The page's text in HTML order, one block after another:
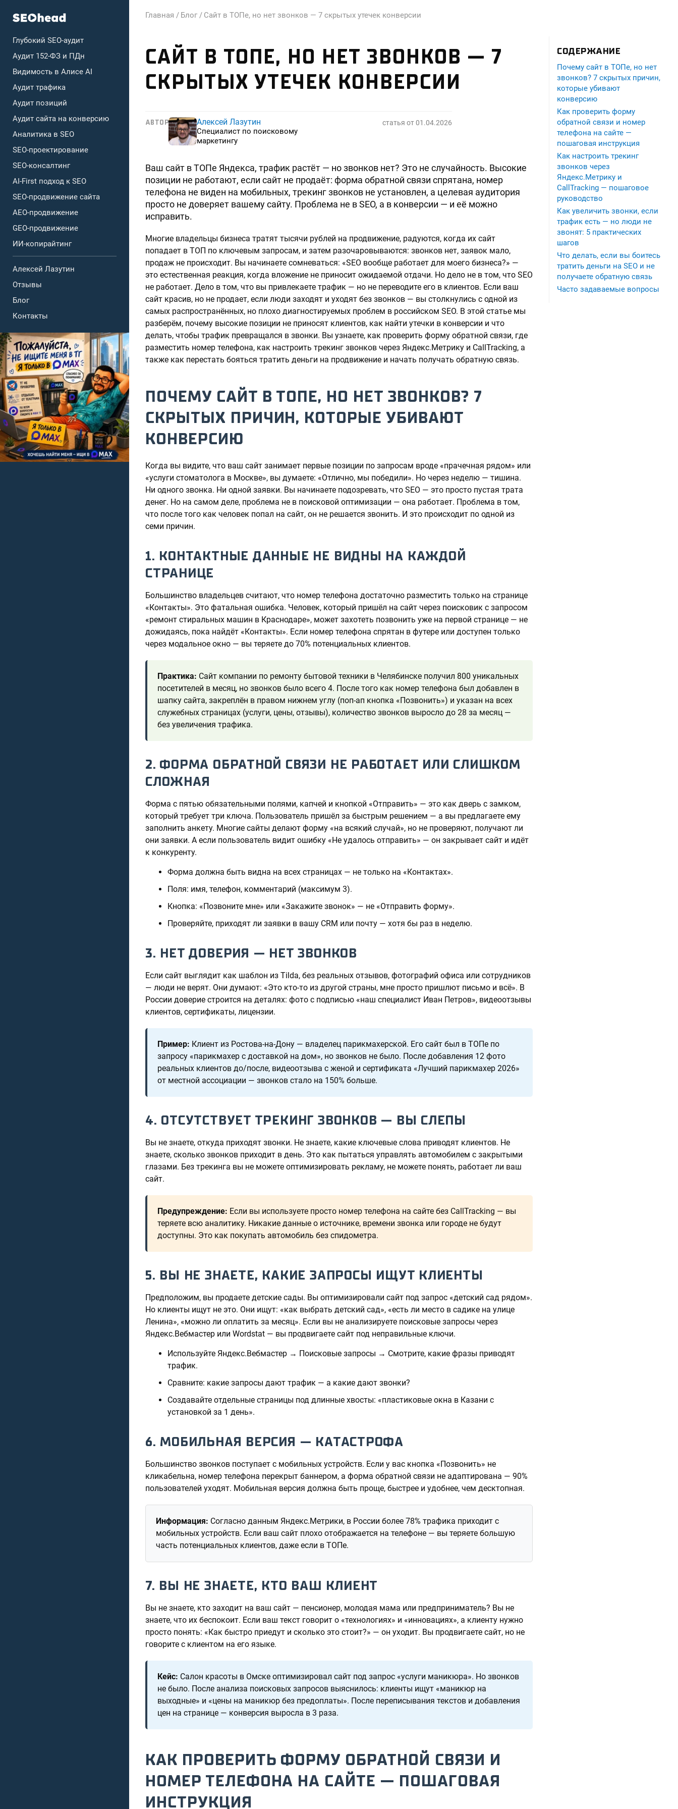
Глубокий SEO-аудит
Аудит 152-ФЗ и ПДн
Видимость в Алисе AI
Аудит трафика
Аудит позиций
Аудит сайта на конверсию
Аналитика в SEO
SEO-проектирование
SEO-консалтинг
AI-First подход к SEO
SEO-продвижение сайта
AEO-продвижение
GEO-продвижение
ИИ-копирайтинг
Алексей Лазутин
Отзывы
Блог
Контакты
Главная / Блог / Сайт в ТОПе, но нет звонков — 7 скрытых утечек конверсии
САЙТ В ТОПЕ, НО НЕТ ЗВОНКОВ — 7
СКРЫТЫХ УТЕЧЕК КОНВЕРСИИ
АВТОР статья от01.04.2026
Алексей Лазутин
Специалист по поисковому
маркетингу
Ваш сайт в ТОПе Яндекса, трафик растёт — но звонков нет? Это не случайность. Высокие
позиции не работают, если сайт не продаёт: форма обратной связи спрятана, номер
телефона не виден на мобильных, трекинг звонков не установлен, а целевая аудитория
просто не доверяет вашему сайту. Проблема не в SEO, а в конверсии — и её можно
исправить.
Многие владельцы бизнеса тратят тысячи рублей на продвижение, радуются, когда их сайт
попадает в ТОП по ключевым запросам, и затем разочаровываются: звонков нет, заявок мало,
продаж не происходит. Вы начинаете сомневаться: «SEO вообще работает для моего бизнеса?» —
это естественная реакция, когда вложение не приносит ожидаемой отдачи. Но дело не в том, что SEO
не работает. Дело в том, что вы привлекаете трафик — но не переводите его в клиентов. Если ваш
сайт красив, но не продает, если люди заходят и уходят без звонков — вы столкнулись с одной из
самых распространённых, но плохо диагностируемых проблем в российском SEO. В этой статье мы
разберём, почему высокие позиции не приносят клиентов, как найти утечки в конверсии и что
делать, чтобы трафик превращался в звонки. Вы узнаете, как проверить форму обратной связи, где
разместить номер телефона, как настроить трекинг звонков через Яндекс.Метрику и CallTracking, а
также как перестать бояться тратить деньги на продвижение и начать получать обратную связь.
ПОЧЕМУ САЙТ В ТОПЕ, НО НЕТ ЗВОНКОВ? 7
СКРЫТЫХ ПРИЧИН, КОТОРЫЕ УБИВАЮТ
КОНВЕРСИЮ
Когда вы видите, что ваш сайт занимает первые позиции по запросам вроде «прачечная рядом» или
«услуги стоматолога в Москве», вы думаете: «Отлично, мы победили». Но через неделю — тишина.
Ни одного звонка. Ни одной заявки. Вы начинаете подозревать, что SEO — это просто пустая трата
денег. Но на самом деле, проблема не в поисковой оптимизации — она работает. Проблема в том,
что после того как человек попал на сайт, он не решается звонить. И это происходит по одной из
семи причин.
1. КОНТАКТНЫЕ ДАННЫЕ НЕ ВИДНЫ НА КАЖДОЙ
СТРАНИЦЕ
Большинство владельцев считают, что номер телефона достаточно разместить только на странице
«Контакты». Это фатальная ошибка. Человек, который пришёл на сайт через поисковик с запросом
«ремонт стиральных машин в Краснодаре», может захотеть позвонить уже на первой странице — не
дожидаясь, пока найдёт «Контакты». Если номер телефона спрятан в футере или доступен только
через модальное окно — вы теряете до 70% потенциальных клиентов.
Практика: Сайт компании по ремонту бытовой техники в Челябинске получил 800 уникальных
посетителей в месяц, но звонков было всего 4. После того как номер телефона был добавлен в
шапку сайта, закреплён в правом нижнем углу (поп-ап кнопка «Позвонить») и указан на всех
служебных страницах (услуги, цены, отзывы), количество звонков выросло до 28 за месяц —
без увеличения трафика.
2. ФОРМА ОБРАТНОЙ СВЯЗИ НЕ РАБОТАЕТ ИЛИ СЛИШКОМ
СЛОЖНАЯ
Форма с пятью обязательными полями, капчей и кнопкой «Отправить» — это как дверь с замком,
который требует три ключа. Пользователь пришёл за быстрым решением — а вы предлагаете ему
заполнить анкету. Многие сайты делают форму «на всякий случай», но не проверяют, получают ли
они заявки. А если пользователь видит ошибку «Не удалось отправить» — он закрывает сайт и идёт
к конкуренту.
Форма должна быть видна на всех страницах — не только на «Контактах».
Поля: имя, телефон, комментарий (максимум 3).
Кнопка: «Позвоните мне» или «Закажите звонок» — не «Отправить форму».
Проверяйте, приходят ли заявки в вашу CRM или почту — хотя бы раз в неделю.
3. НЕТ ДОВЕРИЯ — НЕТ ЗВОНКОВ
Если сайт выглядит как шаблон из Tilda, без реальных отзывов, фотографий офиса или сотрудников
— люди не верят. Они думают: «Это кто-то из другой страны, мне просто пришлют письмо и всё». В
России доверие строится на деталях: фото с подписью «наш специалист Иван Петров», видеоотзывы
клиентов, сертификаты, лицензии.
Пример: Клиент из Ростова-на-Дону — владелец парикмахерской. Его сайт был в ТОПе по
запросу «парикмахер с доставкой на дом», но звонков не было. После добавления 12 фото
реальных клиентов до/после, видеоотзыва с женой и сертификата «Лучший парикмахер 2026»
от местной ассоциации — звонков стало на 150% больше.
4. ОТСУТСТВУЕТ ТРЕКИНГ ЗВОНКОВ — ВЫ СЛЕПЫ
Вы не знаете, откуда приходят звонки. Не знаете, какие ключевые слова приводят клиентов. Не
знаете, сколько звонков приходит в день. Это как пытаться управлять автомобилем с закрытыми
глазами. Без трекинга вы не можете оптимизировать рекламу, не можете понять, работает ли ваш
сайт.
Предупреждение: Если вы используете просто номер телефона на сайте без CallTracking — вы
теряете всю аналитику. Никакие данные о источнике, времени звонка или городе не будут
доступны. Это как покупать автомобиль без спидометра.
5. ВЫ НЕ ЗНАЕТЕ, КАКИЕ ЗАПРОСЫ ИЩУТ КЛИЕНТЫ
Предположим, вы продаете детские сады. Вы оптимизировали сайт под запрос «детский сад рядом».
Но клиенты ищут не это. Они ищут: «как выбрать детский сад», «есть ли место в садике на улице
Ленина», «можно ли оплатить за месяц». Если вы не анализируете поисковые запросы через
Яндекс.Вебмастер или Wordstat — вы продвигаете сайт под неправильные ключи.
Используйте Яндекс.Вебмастер → Поисковые запросы → Смотрите, какие фразы приводят
трафик.
Сравните: какие запросы дают трафик — а какие дают звонки?
Создавайте отдельные страницы под длинные хвосты: «пластиковые окна в Казани с
установкой за 1 день».
6. МОБИЛЬНАЯ ВЕРСИЯ — КАТАСТРОФА
Большинство звонков поступает с мобильных устройств. Если у вас кнопка «Позвонить» не
кликабельна, номер телефона перекрыт баннером, а форма обратной связи не адаптирована — 90%
пользователей уходят. Мобильная версия должна быть проще, быстрее и удобнее, чем десктопная.
Информация: Согласно данным Яндекс.Метрики, в России более 78% трафика приходит с
мобильных устройств. Если ваш сайт плохо отображается на телефоне — вы теряете большую
часть потенциальных клиентов, даже если в ТОПе.
7. ВЫ НЕ ЗНАЕТЕ, КТО ВАШ КЛИЕНТ
Вы не знаете, кто заходит на ваш сайт — пенсионер, молодая мама или предприниматель? Вы не
знаете, что их беспокоит. Если ваш текст говорит о «технологиях» и «инновациях», а клиенту нужно
просто понять: «Как быстро приедут и сколько это стоит?» — он уходит. Вы продвигаете сайт, но не
говорите с клиентом на его языке.
Кейс: Салон красоты в Омске оптимизировал сайт под запрос «услуги маникюра». Но звонков
не было. После анализа поисковых запросов выяснилось: клиенты ищут «маникюр на
выходные» и «цены на маникюр без предоплаты». После переписывания текстов и добавления
цен на странице — конверсия выросла в 3 раза.
КАК ПРОВЕРИТЬ ФОРМУ ОБРАТНОЙ СВЯЗИ И
НОМЕР ТЕЛЕФОНА НА САЙТЕ — ПОШАГОВАЯ
ИНСТРУКЦИЯ
СОДЕРЖАНИЕ
Почему сайт в ТОПе, но нет
звонков? 7 скрытых причин,
которые убивают
конверсию
Как проверить форму
обратной связи и номер
телефона на сайте —
пошаговая инструкция
Как настроить трекинг
звонков через
Яндекс.Метрику и
CallTracking — пошаговое
руководство
Как увеличить звонки, если
трафик есть — но люди не
звонят: 5 практических
шагов
Что делать, если вы боитесь
тратить деньги на SEO и не
получаете обратную связь
Часто задаваемые вопросы